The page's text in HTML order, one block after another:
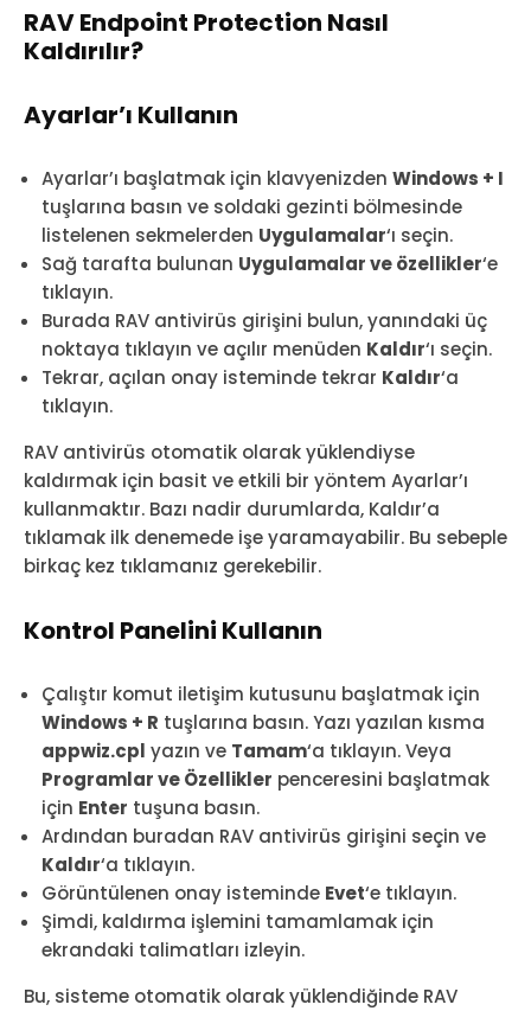
RAV Endpoint Protection Nasıl
Kaldırılır?
Ayarlar’ı Kullanın
Ayarlar’ı başlatmak için klavyenizden Windows + I
tuşlarına basın ve soldaki gezinti bölmesinde
listelenen sekmelerden Uygulamalar‘ı seçin.
Sağ tarafta bulunan Uygulamalar ve özellikler‘e
tıklayın.
Burada RAV antivirüs girişini bulun, yanındaki üç
noktaya tıklayın ve açılır menüden Kaldır‘ı seçin.
Tekrar, açılan onay isteminde tekrar Kaldır‘a
tıklayın.
RAV antivirüs otomatik olarak yüklendiyse
kaldırmak için basit ve etkili bir yöntem Ayarlar’ı
kullanmaktır. Bazı nadir durumlarda, Kaldır’a
tıklamak ilk denemede işe yaramayabilir. Bu sebeple
birkaç kez tıklamanız gerekebilir.
Kontrol Panelini Kullanın
Çalıştır komut iletişim kutusunu başlatmak için
Windows + R tuşlarına basın. Yazı yazılan kısma
appwiz.cpl yazın ve Tamam‘a tıklayın. Veya
Programlar ve Özellikler penceresini başlatmak
için Enter tuşuna basın.
Ardından buradan RAV antivirüs girişini seçin ve
Kaldır‘a tıklayın.
Görüntülenen onay isteminde Evet‘e tıklayın.
Şimdi, kaldırma işlemini tamamlamak için
ekrandaki talimatları izleyin.
Bu, sisteme otomatik olarak yüklendiğinde RAV